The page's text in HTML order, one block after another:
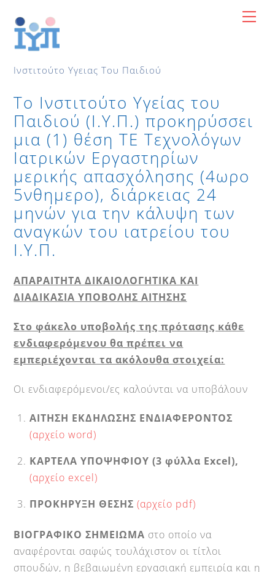
content
Ινστιτούτο Υγειας Του Παιδιού
Το Ινστιτούτο Υγείας του
Παιδιού (Ι.Υ.Π.) προκηρύσσει
μια (1) θέση ΤΕ Τεχνολόγων
Ιατρικών Εργαστηρίων
μερικής απασχόλησης (4ωρο
5νθημερο), διάρκειας 24
μηνών για την κάλυψη των
αναγκών του ιατρείου του
Ι.Υ.Π.
ΑΠΑΡΑΙΤΗΤΑ ΔΙΚΑΙΟΛΟΓΗΤΙΚΑ ΚΑΙ
ΔΙΑΔΙΚΑΣΙΑ ΥΠΟΒΟΛΗΣ ΑΙΤΗΣΗΣ
Στο φάκελο υποβολής της πρότασης κάθε
ενδιαφερόμενου θα πρέπει να
εμπεριέχονται τα ακόλουθα στοιχεία:
Οι ενδιαφερόμενοι/ες καλούνται να υποβάλουν
ΑΙΤΗΣΗ ΕΚΔΗΛΩΣΗΣ ΕΝΔΙΑΦΕΡΟΝΤΟΣ
(αρχείο word)
ΚΑΡΤΕΛΑ ΥΠΟΨΗΦΙΟΥ (3 φύλλα Excel),
(αρχείο excel)
ΠΡΟΚΗΡΥΞΗ ΘΕΣΗΣ (αρχείο pdf)
ΒΙΟΓΡΑΦΙΚΟ ΣΗΜΕΙΩΜΑ στο οποίο να
αναφέρονται σαφώς τουλάχιστον οι τίτλοι
σπουδών, η βεβαιωμένη εργασιακή εμπειρία και η